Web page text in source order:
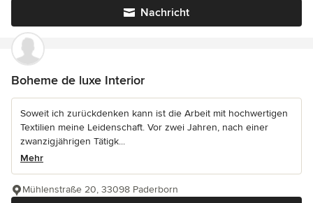
Nachricht
Boheme de luxe Interior
Soweit ich zurückdenken kann ist die Arbeit mit hochwertigen
Textilien meine Leidenschaft. Vor zwei Jahren, nach einer
zwanzigjährigen Tätigk...
Mehr
Mühlenstraße 20, 33098 Paderborn